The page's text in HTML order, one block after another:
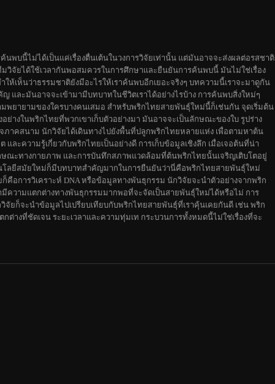
พบนี้ไม่ได้เป็นแค่เรื่องตื่นเต้นในวงการวิจัยเท่านั้น แต่มันอาจจะส่งผลต่อรสชาติ
วิจัยได้ใช้เวลากันพอสมควรในการศึกษาและยืนยันการค้นพบนี้ มันไม่ใช่เรื่อง
ห้เห็นว่าธรรมชาติยังมีอะไรให้เราค้นพบอีกเยอะจริงๆ บทความนี้เราจะมาดูกัน
ละมันอาจจะเข้ามามีบทบาทในชีวิตเราได้อย่างไรบ้าง การค้นพบสิ่งใหม่ๆ
พยายามของใครบางคนเสมอ สำหรับพริกไทยสายพันธุ์ใหม่นี้ก็เช่นกัน จุดเริ่มต้น
ย่างในพริกไทยที่พวกเขาเก็บตัวอย่างมา มันอาจจะเป็นลักษณะของใบ รูปร่าง
าคสนาม นักวิจัยได้เดินทางไปยังพื้นที่ปลูกพริกไทยหลายแห่ง เพื่อตามหาต้น
ะความรู้เกี่ยวกับพริกไทยเป็นอย่างดี การเก็บข้อมูลเชิงลึก เมื่อเจอต้นที่น่า
ณะทางกายภาพ และการบันทึกสภาพแวดล้อมที่ต้นพริกไทยนั้นเจริญเติบโตอยู่
โลยีสมัยใหม่ก็มีบทบาทสำคัญมากในการยืนยันว่านี่คือพริกไทยสายพันธุ์ใหม่
คือการวิเคราะห์ DNA หรือข้อมูลทางพันธุกรรม นักวิจัยจะนำตัวอย่างจากพริก
วามแตกต่างทางพันธุกรรมมากพอที่จะจัดเป็นสายพันธุ์ใหม่ได้หรือไม่ การ
จัยก็จะนำข้อมูลไปเปรียบเทียบกับพริกไทยสายพันธุ์ที่เราคุ้นเคยกันดี เช่น พริก
างที่ชัดเจน ระยะเวลาและความทุ่มเท กระบวนการทั้งหมดนี้ไม่ใช่เรื่องที่จะ